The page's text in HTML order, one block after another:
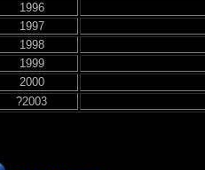
1996
1997
1998
1999
2000
?2003